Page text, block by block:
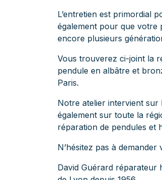
L’entretien est primordial
également pour que votre
encore plusieurs
Vous trouverez ci-joint la
pendule en albâtre et
Paris.
Notre atelier intervient sur
également sur toute la
réparation de pendules et
N’hésitez pas à
David Guérard réparateur